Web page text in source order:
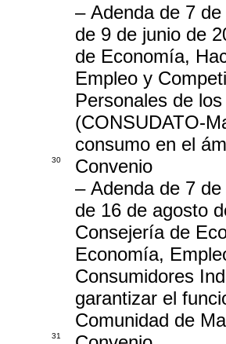
– Adenda de 7
de 9 de junio de
de Economía,
Empleo y
Personales de
(CONSUDATO-
consumo en el
30
Convenio
– Adenda de 7
de 16 de agosto
Consejería de
Economía,
Consumidores
garantizar el
Comunidad de
31